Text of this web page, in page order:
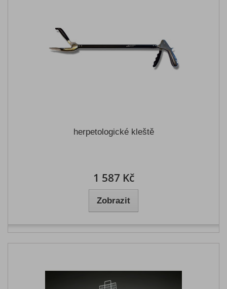
herpetologické kleště
1 587 Kč
Zobrazit